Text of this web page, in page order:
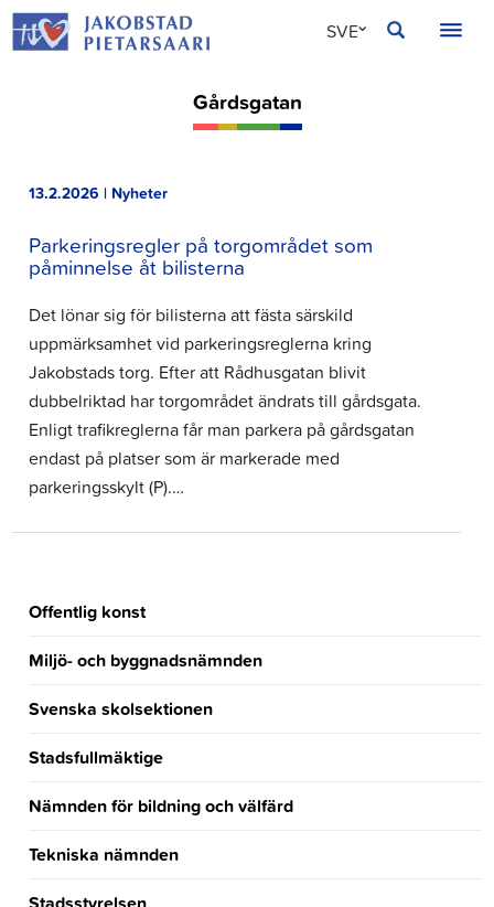
Hoppa
till
SVE
Gårdsgatan
13.2.2026 | Nyheter
Parkeringsregler på torgområdet som
påminnelse åt bilisterna
Det lönar sig för bilisterna att fästa särskild
uppmärksamhet vid parkeringsreglerna kring
Jakobstads torg. Efter att Rådhusgatan blivit
dubbelriktad har torgområdet ändrats till gårdsgata.
Enligt trafikreglerna får man parkera på gårdsgatan
endast på platser som är markerade med
parkeringsskylt (P).…
Offentlig konst
Miljö- och byggnadsnämnden
Svenska skolsektionen
Stadsfullmäktige
Nämnden för bildning och välfärd
Tekniska nämnden